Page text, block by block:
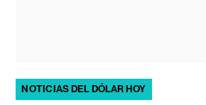
NOTICIAS DEL DÓLAR HOY